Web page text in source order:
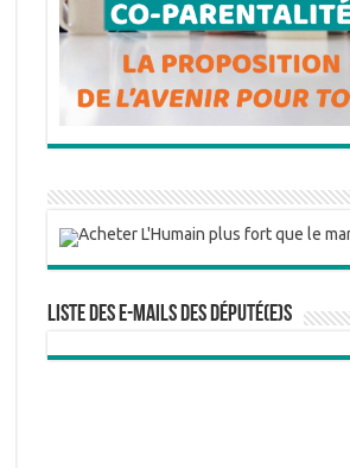
Liste des e-mails des député(e)s